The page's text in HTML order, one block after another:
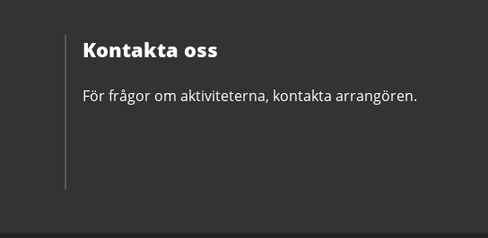
Kontakta oss
För frågor om aktiviteterna, kontakta arrangören.